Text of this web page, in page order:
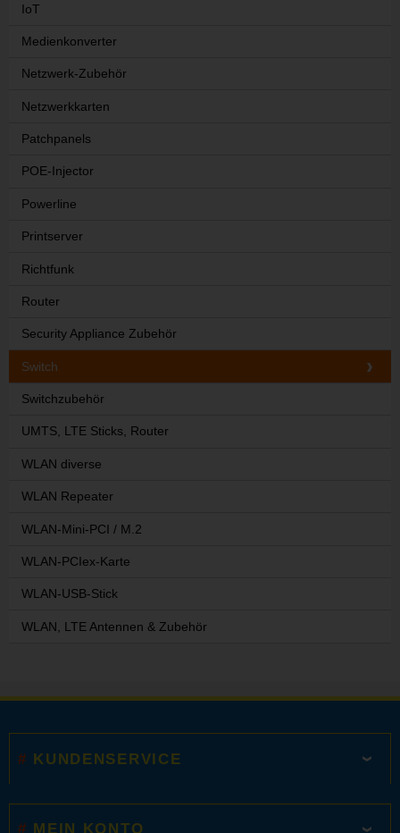
IoT
Medienkonverter
Netzwerk-Zubehör
Netzwerkkarten
Patchpanels
POE-Injector
Powerline
Printserver
Richtfunk
Router
Security Appliance Zubehör
Switch
Switchzubehör
UMTS, LTE Sticks, Router
WLAN diverse
WLAN Repeater
WLAN-Mini-PCI / M.2
WLAN-PCIex-Karte
WLAN-USB-Stick
WLAN, LTE Antennen & Zubehör
KUNDENSERVICE
MEIN KONTO